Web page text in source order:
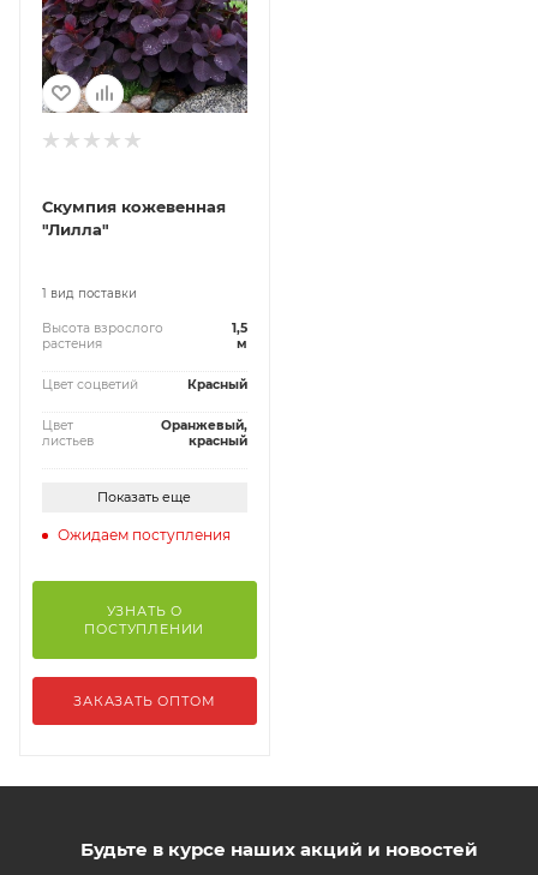
Скумпия кожевенная
"Лилла"
1 вид поставки
Высота взрослого
растения
1,5
м
Цвет соцветий Красный
Цвет
листьев
Оранжевый,
красный
Показать еще
Ожидаем поступления
УЗНАТЬ О
ПОСТУПЛЕНИИ
ЗАКАЗАТЬ ОПТОМ
Будьте в курсе наших акций и новостей